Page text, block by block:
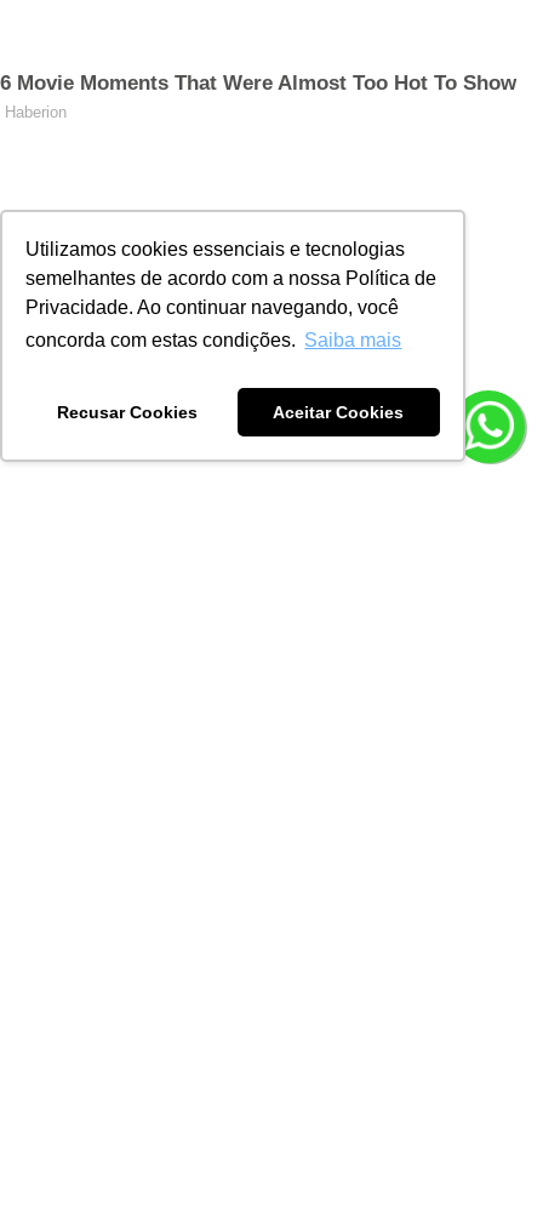
Utilizamos cookies essenciais e tecnologias
semelhantes de acordo com a nossa Política de
Privacidade. Ao continuar navegando, você
concorda com estas condições. Saiba mais
Recusar Cookies Aceitar Cookies